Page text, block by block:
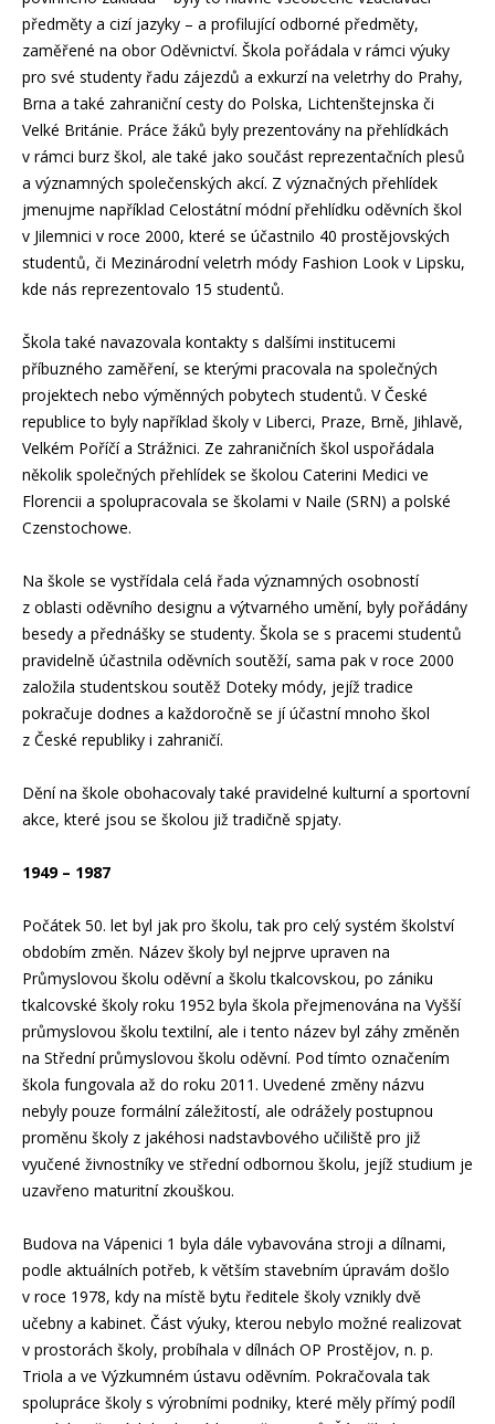
předměty a cizí jazyky – a profilující odborné předměty,
zaměřené na obor Oděvnictví. Škola pořádala v rámci výuky
pro své studenty řadu zájezdů a exkurzí na veletrhy do Prahy,
Brna a také zahraniční cesty do Polska, Lichtenštejnska či
Velké Británie. Práce žáků byly prezentovány na přehlídkách
v rámci burz škol, ale také jako součást reprezentačních plesů
a významných společenských akcí. Z význačných přehlídek
jmenujme například Celostátní módní přehlídku oděvních škol
v Jilemnici v roce 2000, které se účastnilo 40 prostějovských
studentů, či Mezinárodní veletrh módy Fashion Look v Lipsku,
kde nás reprezentovalo 15 studentů.
Škola také navazovala kontakty s dalšími institucemi
příbuzného zaměření, se kterými pracovala na společných
projektech nebo výměnných pobytech studentů. V České
republice to byly například školy v Liberci, Praze, Brně, Jihlavě,
Velkém Poříčí a Strážnici. Ze zahraničních škol uspořádala
několik společných přehlídek se školou Caterini Medici ve
Florencii a spolupracovala se školami v Naile (SRN) a polské
Czenstochowe.
Na škole se vystřídala celá řada významných osobností
z oblasti oděvního designu a výtvarného umění, byly pořádány
besedy a přednášky se studenty. Škola se s pracemi studentů
pravidelně účastnila oděvních soutěží, sama pak v roce 2000
založila studentskou soutěž Doteky módy, jejíž tradice
pokračuje dodnes a každoročně se jí účastní mnoho škol
z České republiky i zahraničí.
Dění na škole obohacovaly také pravidelné kulturní a sportovní
akce, které jsou se školou již tradičně spjaty.
1949 – 1987
Počátek 50. let byl jak pro školu, tak pro celý systém školství
obdobím změn. Název školy byl nejprve upraven na
Průmyslovou školu oděvní a školu tkalcovskou, po zániku
tkalcovské školy roku 1952 byla škola přejmenována na Vyšší
průmyslovou školu textilní, ale i tento název byl záhy změněn
na Střední průmyslovou školu oděvní. Pod tímto označením
škola fungovala až do roku 2011. Uvedené změny názvu
nebyly pouze formální záležitostí, ale odrážely postupnou
proměnu školy z jakéhosi nadstavbového učiliště pro již
vyučené živnostníky ve střední odbornou školu, jejíž studium je
uzavřeno maturitní zkouškou.
Budova na Vápenici 1 byla dále vybavována stroji a dílnami,
podle aktuálních potřeb, k větším stavebním úpravám došlo
v roce 1978, kdy na místě bytu ředitele školy vznikly dvě
učebny a kabinet. Část výuky, kterou nebylo možné realizovat
v prostorách školy, probíhala v dílnách OP Prostějov, n. p.
Triola a ve Výzkumném ústavu oděvním. Pokračovala tak
spolupráce školy s výrobními podniky, které měly přímý podíl